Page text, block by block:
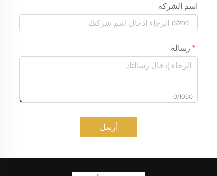
اسم الشركة
0/200
رسالة
0/1000
أرسل